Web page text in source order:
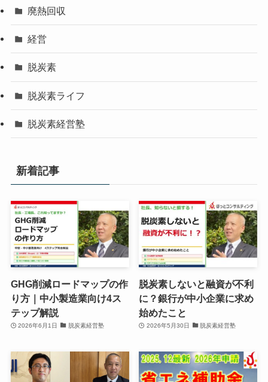
廃熱回収
経営
脱炭素
脱炭素ライフ
脱炭素経営塾
新着記事
GHG削減ロードマップの作
り方｜中小製造業向け4ス
テップ解説
2026年6月1日 脱炭素経営塾
脱炭素しないと融資が不利
に？銀行が中小企業に求め
始めたこと
2026年5月30日 脱炭素経営塾